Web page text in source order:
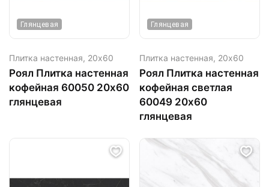
Глянцевая
Плитка настенная, 20х60
Роял Плитка настенная
кофейная 60050 20х60
глянцевая
Глянцевая
Плитка настенная, 20х60
Роял Плитка настенная
кофейная светлая
60049 20х60
глянцевая